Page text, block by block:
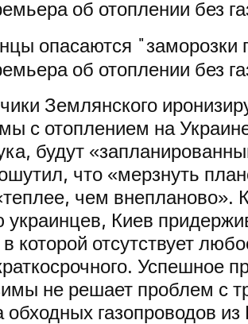
Землянского
с отоплением на
будут
что «мерзнуть
чем внепланово».
Киев
в которой отсутствует
Успешное
не решает проблем с
обходных газопроводов